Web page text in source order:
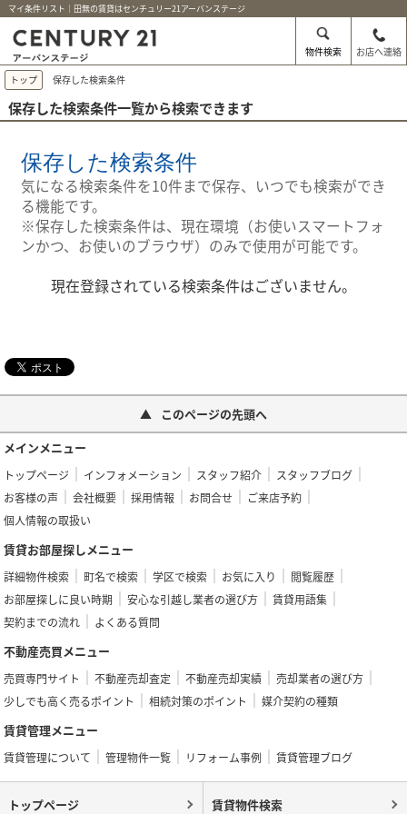
マイ条件リスト｜田無の賃貸はセンチュリー21アーバンステージ
物件検索 お店へ連絡
トップ 保存した検索条件
保存した検索条件一覧から検索できます
保存した検索条件
気になる検索条件を10件まで保存、いつでも検索ができ
る機能です。
※保存した検索条件は、現在環境（お使いスマートフォ
ンかつ、お使いのブラウザ）のみで使用が可能です。
現在登録されている検索条件はございません。
このページの先頭へ
メインメニュー
トップページ インフォメーション スタッフ紹介
スタッフブログ
お客様の声
会社概要 採用情報 お問合せ
ご来店予約
個人情報の取扱い
賃貸お部屋探しメニュー
詳細物件検索 町名で検索 学区で検索 お気に入り
閲覧履歴
お部屋探しに良い時期
安心な引越し業者の選び方
賃貸用語集
契約までの流れ
よくある質問
不動産売買メニュー
売買専門サイト 不動産売却査定 不動産売却実績
売却業者の選び方
少しでも高く売るポイント
相続対策のポイント 媒介契約の種類
賃貸管理メニュー
賃貸管理について 管理物件一覧 リフォーム事例 賃貸管理ブログ
トップページ 賃貸物件検索